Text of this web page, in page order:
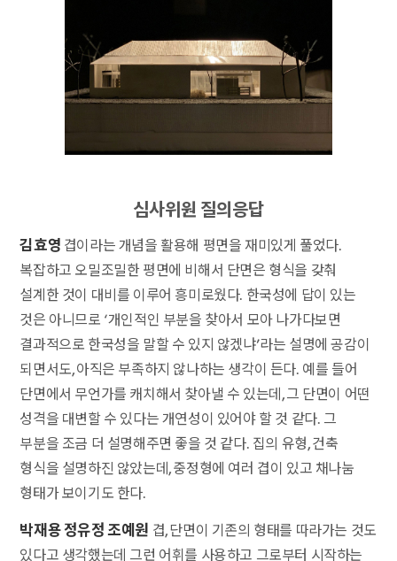
심사위원 질의응답
김효영 겹이라는 개념을 활용해 평면을 재미있게 풀었다.
복잡하고 오밀조밀한 평면에 비해서 단면은 형식을 갖춰
설계한 것이 대비를 이루어 흥미로웠다. 한국성에 답이 있는
것은 아니므로 ‘개인적인 부분을 찾아서 모아 나가다보면
결과적으로 한국성을 말할 수 있지 않겠냐’라는 설명에 공감이
되면서도, 아직은 부족하지 않나하는 생각이 든다. 예를 들어
단면에서 무언가를 캐치해서 찾아낼 수 있는데, 그 단면이 어떤
성격을 대변할 수 있다는 개연성이 있어야 할 것 같다. 그
부분을 조금 더 설명해주면 좋을 것 같다. 집의 유형, 건축
형식을 설명하진 않았는데, 중정형에 여러 겹이 있고 채나눔
형태가 보이기도 한다.
박재용 정유정 조예원 겹, 단면이 기존의 형태를 따라가는 것도
있다고 생각했는데 그런 어휘를 사용하고 그로부터 시작하는